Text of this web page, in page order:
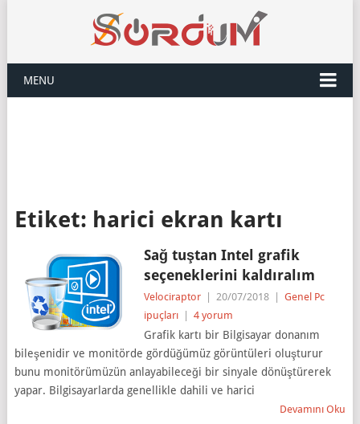
MENU
Etiket: harici ekran kartı
Sağ tuştan Intel grafik
seçeneklerini kaldıralım
Velociraptor 20/07/2018
Genel Pc
ipuçları
4 yorum
Grafik kartı bir Bilgisayar donanım
bileşenidir ve monitörde gördüğümüz görüntüleri oluşturur
bunu monitörümüzün anlayabileceği bir sinyale dönüştürerek
yapar. Bilgisayarlarda genellikle dahili ve harici
Devamını Oku